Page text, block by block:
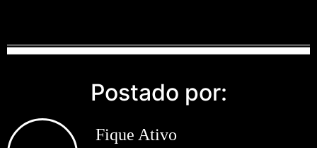
Postado por:
Fique Ativo